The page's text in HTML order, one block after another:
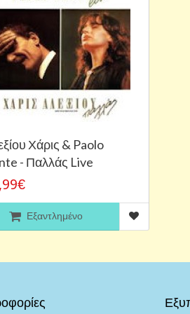
Χάρις & Paolo
- Παλλάς Live
Εξαντλημένο